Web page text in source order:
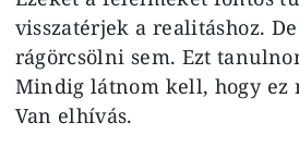
visszatérjek a realitáshoz.
rágörcsölni sem. Ezt
Mindig látnom kell, hogy ez
Van elhívás.